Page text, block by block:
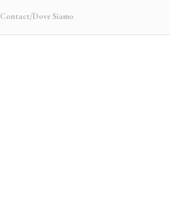
Contact/Dove Siamo